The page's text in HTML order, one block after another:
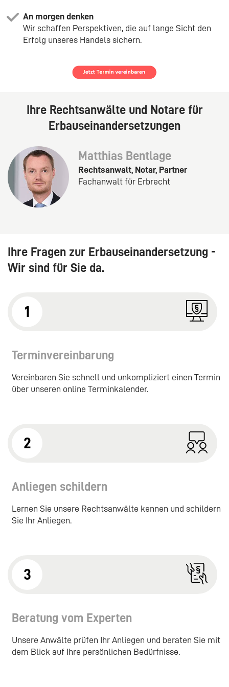
An morgen denken
Wir schaffen Perspektiven, die auf lange Sicht den
Erfolg unseres Handels sichern.
Ihre Rechtsanwälte und Notare für
Erbauseinandersetzungen
Matthias Bentlage
Rechtsanwalt, Notar, Partner
Fachanwalt für Erbrecht
Ihre Fragen zur Erbauseinandersetzung -
Wir sind für Sie da.
1
Terminvereinbarung
Vereinbaren Sie schnell und unkompliziert einen Termin
über unseren online Terminkalender.
2
Anliegen schildern
Lernen Sie unsere Rechtsanwälte kennen und schildern
Sie Ihr Anliegen.
3
Beratung vom Experten
Unsere Anwälte prüfen Ihr Anliegen und beraten Sie mit
dem Blick auf Ihre persönlichen Bedürfnisse.